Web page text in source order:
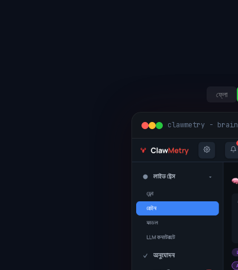
ফ্লো
clawmetry - brain